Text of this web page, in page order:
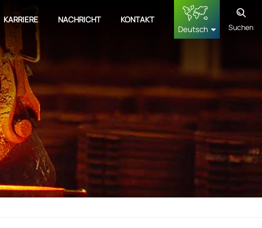
KARRIERE NACHRICHT
KONTAKT
Deutsch
français
Deutsch
русский
Suchen